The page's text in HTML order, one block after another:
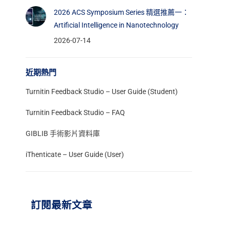
2026 ACS Symposium Series 精選推薦一：
Artificial Intelligence in Nanotechnology
2026-07-14
近期熱門
Turnitin Feedback Studio – User Guide (Student)
Turnitin Feedback Studio – FAQ
GIBLIB 手術影片資料庫
iThenticate – User Guide (User)
訂閱最新文章